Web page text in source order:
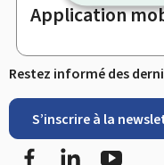
Application
Restez informé des
S’inscrire à la
FacebookLinkedIn